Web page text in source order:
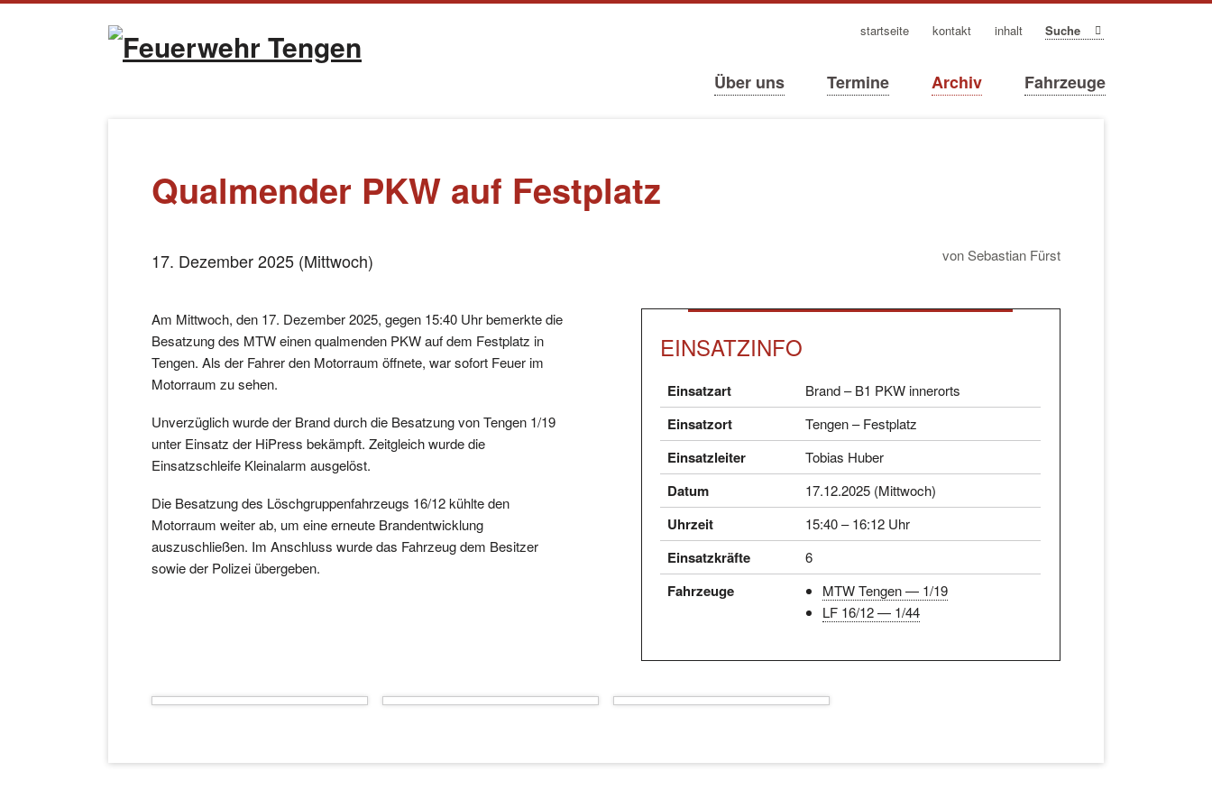
Navigation
überspringen
Über uns Termine Archiv Fahrzeuge
überspringen
navigation
startseite kontakt inhalt
Qualmender PKW auf Festplatz
17. Dezember 2025 (Mittwoch) von Sebastian Fürst
Am Mittwoch, den 17. Dezember 2025, gegen 15:40 Uhr bemerkte die
Besatzung des MTW einen qualmenden PKW auf dem Festplatz in
Tengen. Als der Fahrer den Motorraum öffnete, war sofort Feuer im
Motorraum zu sehen.
Unverzüglich wurde der Brand durch die Besatzung von Tengen 1/19
unter Einsatz der HiPress bekämpft. Zeitgleich wurde die
Einsatzschleife Kleinalarm ausgelöst.
Die Besatzung des Löschgruppenfahrzeugs 16/12 kühlte den
Motorraum weiter ab, um eine erneute Brandentwicklung
auszuschließen. Im Anschluss wurde das Fahrzeug dem Besitzer
sowie der Polizei übergeben.
EINSATZINFO
Einsatzart Brand – B1 PKW innerorts
Einsatzort Tengen – Festplatz
Einsatzleiter Tobias Huber
Datum 17.12.2025 (Mittwoch)
Uhrzeit 15:40 – 16:12 Uhr
Einsatzkräfte 6
Fahrzeuge
MTW Tengen — 1/19
LF 16/12 — 1/44